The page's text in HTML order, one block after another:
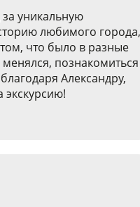
уникальную
любимого города,
что было в разные
познакомиться
Александру,
экскурсию!